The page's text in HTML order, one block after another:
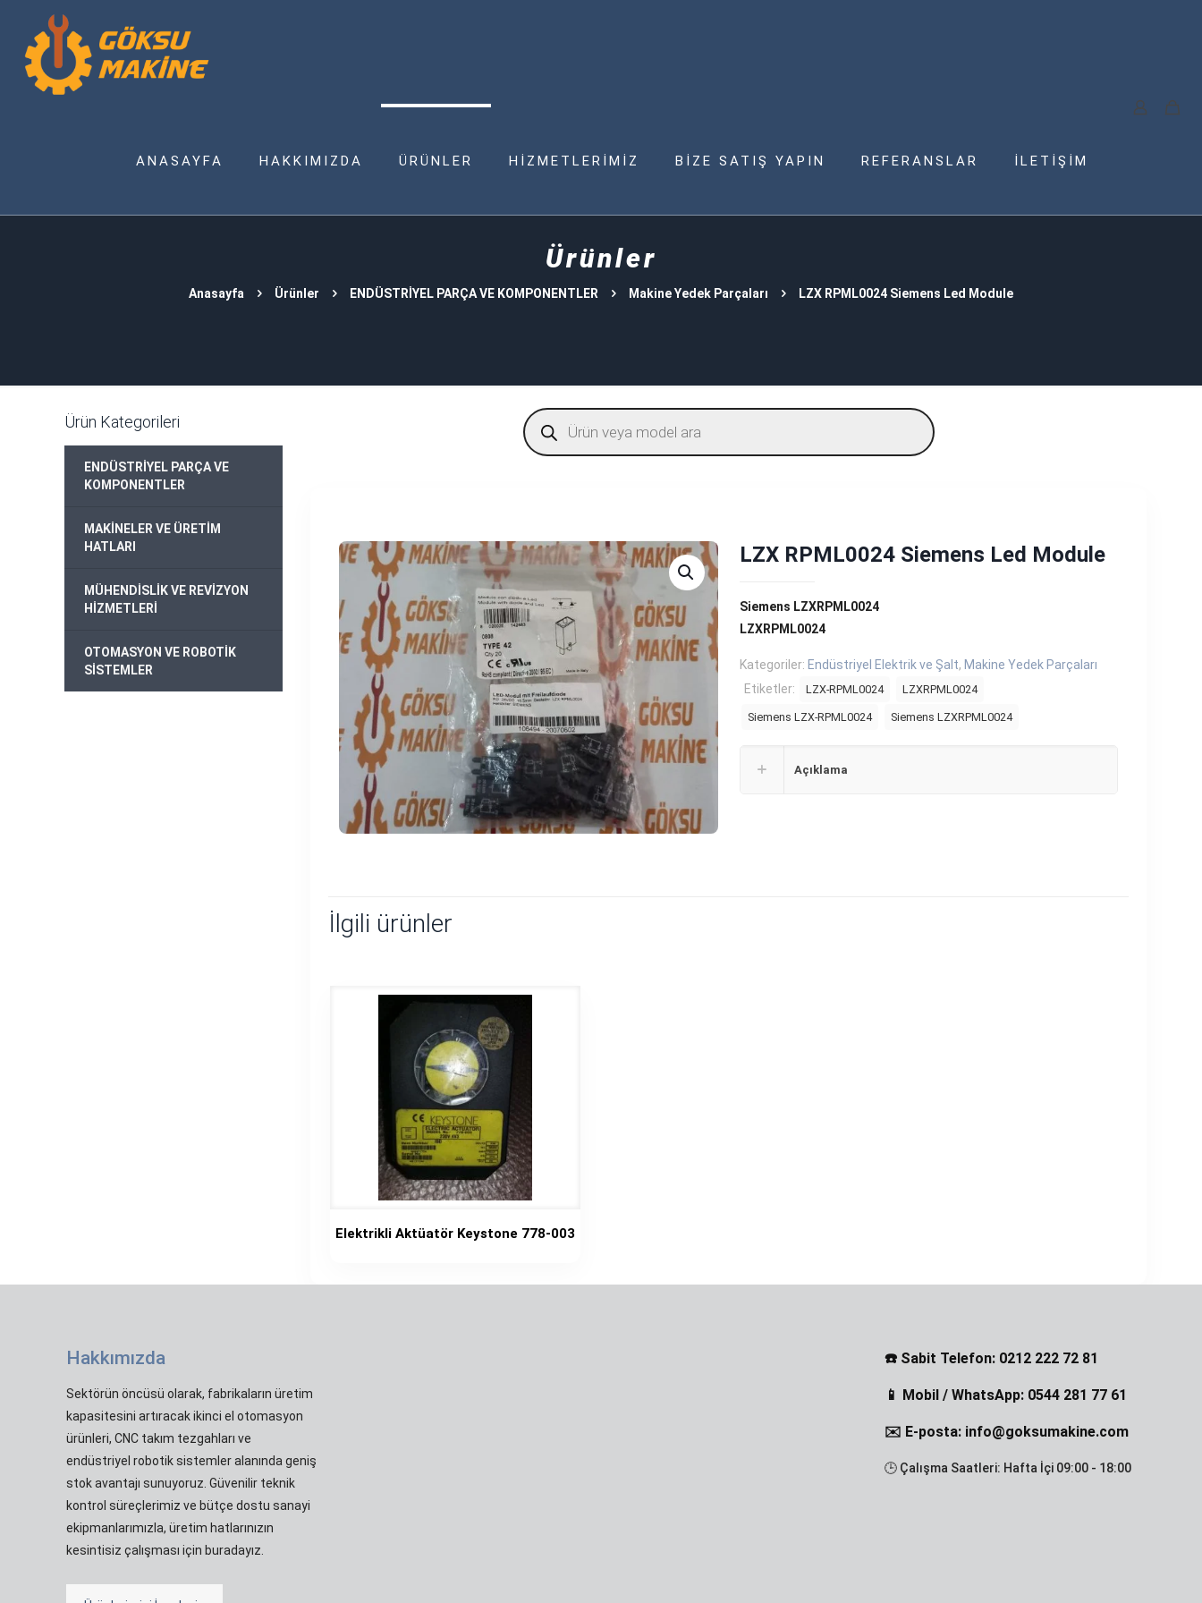
ANASAYFA HAKKIMIZDA ÜRÜNLER HİZMETLERİMİZ BİZE SATIŞ YAPIN REFERANSLAR İLETİŞİM
Ürünler
Anasayfa Ürünler ENDÜSTRİYEL PARÇA VE KOMPONENTLER Makine Yedek Parçaları LZX RPML0024 Siemens Led Module
Products
search
LZX RPML0024 Siemens Led Module
Siemens LZXRPML0024
LZXRPML0024
Kategoriler: Endüstriyel Elektrik ve Şalt, Makine Yedek Parçaları
Etiketler:
LZX-RPML0024 LZXRPML0024
Siemens LZX-RPML0024 Siemens LZXRPML0024
Açıklama
İlgili ürünler
Elektrikli Aktüatör Keystone 778-003
Ürün Kategorileri
ENDÜSTRİYEL PARÇA VE
KOMPONENTLER
MAKİNELER VE ÜRETİM
HATLARI
MÜHENDİSLİK VE REVİZYON
HİZMETLERİ
OTOMASYON VE ROBOTİK
SİSTEMLER
Hakkımızda
Sektörün öncüsü olarak, fabrikaların üretim
kapasitesini artıracak ikinci el otomasyon
ürünleri, CNC takım tezgahları ve
endüstriyel robotik sistemler alanında geniş
stok avantajı sunuyoruz. Güvenilir teknik
kontrol süreçlerimiz ve bütçe dostu sanayi
ekipmanlarımızla, üretim hatlarınızın
kesintisiz çalışması için buradayız.
☎️ Sabit Telefon: 0212 222 72 81
📱 Mobil / WhatsApp: 0544 281 77 61
✉️ E-posta: info@goksumakine.com
🕒 Çalışma Saatleri: Hafta İçi 09:00 - 18:00